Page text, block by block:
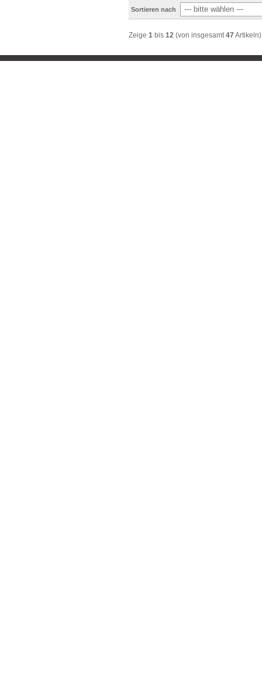
Sortieren nach
Zeige 1 bis 12 (von insgesamt 47 Artikeln)